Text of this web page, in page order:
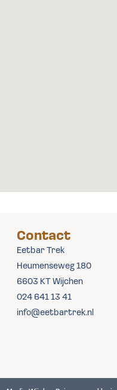
Contact
Eetbar Trek
Heumenseweg 180
6603 KT Wijchen
024 641 13 41
info@eetbartrek.nl